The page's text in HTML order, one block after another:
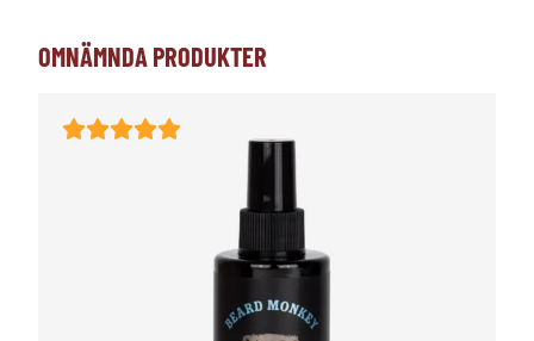
OMNÄMNDA PRODUKTER